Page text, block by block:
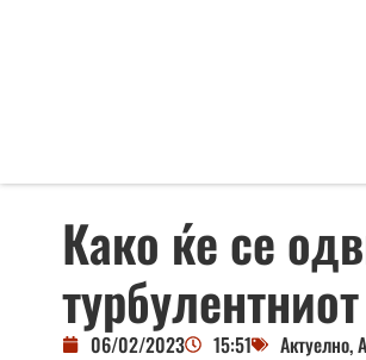
Како ќе се
06/02/2023 15:51 Актуелно,